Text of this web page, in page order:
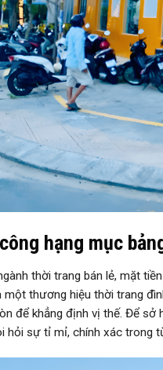
hạng mục
thời trang bán lẻ, mặt
một thương hiệu thời trang
để khẳng định vị thế. Để sở
hỏi sự tỉ mỉ, chính xác trong